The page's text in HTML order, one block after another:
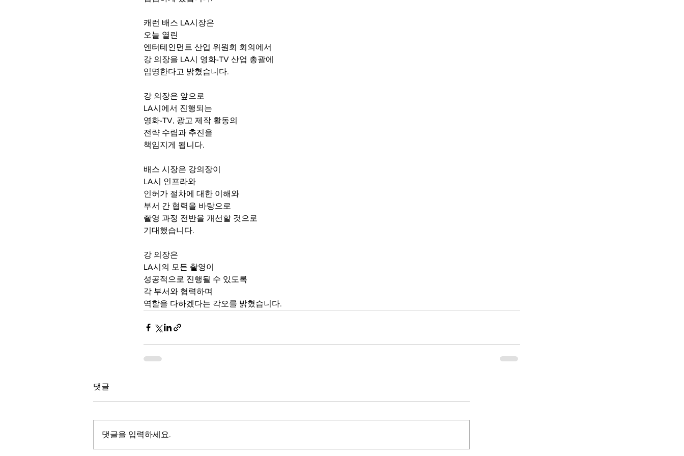
캐런 배스 LA시장은
오늘 열린
엔터테인먼트 산업 위원회 회의에서
강 의장을 LA시 영화-TV 산업 총괄에
임명한다고 밝혔습니다.
강 의장은 앞으로
LA시에서 진행되는
영화-TV, 광고 제작 활동의
전략 수립과 추진을
책임지게 됩니다.
배스 시장은 강의장이
LA시 인프라와
인허가 절차에 대한 이해와
부서 간 협력을 바탕으로
촬영 과정 전반을 개선할 것으로
기대했습니다.
강 의장은
LA시의 모든 촬영이
성공적으로 진행될 수 있도록
각 부서와 협력하며
역할을 다하겠다는 각오를 밝혔습니다.
댓글
댓글을 입력하세요.